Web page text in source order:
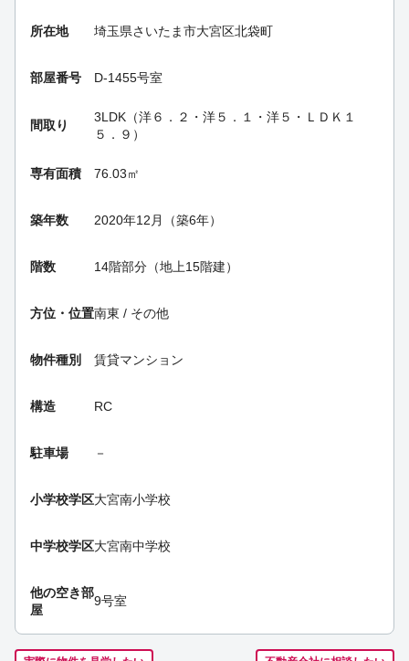
所在地 埼玉県さいたま市大宮区北袋町
部屋番号 D-1455号室
間取り
3LDK（洋６．２・洋５．１・洋５・ＬＤＫ１
５．９）
専有面積 76.03㎡
築年数 2020年12月（築6年）
階数 14階部分（地上15階建）
方位・位置南東 / その他
物件種別 賃貸マンション
構造 RC
駐車場 －
小学校学区大宮南小学校
中学校学区大宮南中学校
他の空き部
屋
9号室